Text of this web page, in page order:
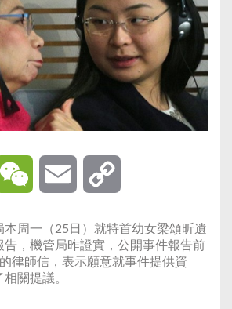
WeChat Email
本周一（25日）就特首幼女梁頌昕遺
告，機管局昨證實，公開事件報告前
律師信，表示願意就事件提供資
關提議。